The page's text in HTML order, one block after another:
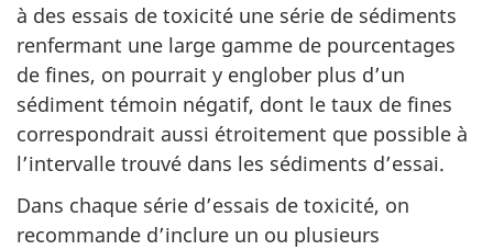
à des essais de toxicité une série de sédiments
renfermant une large gamme de pourcentages
de fines, on pourrait y englober plus d’un
sédiment témoin négatif, dont le taux de fines
correspondrait aussi étroitement que possible à
l’intervalle trouvé dans les sédiments d’essai.
Dans chaque série d’essais de toxicité, on
recommande d’inclure un ou plusieurs